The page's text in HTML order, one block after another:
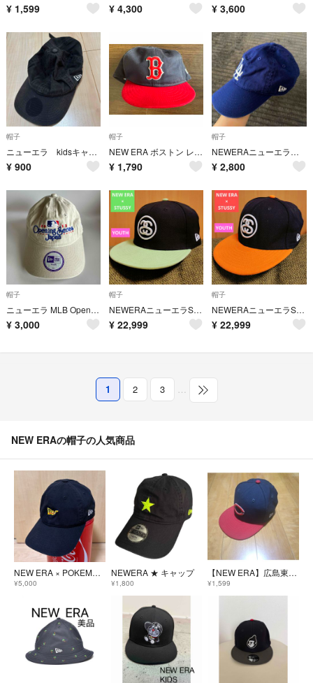
¥ 1,599 ¥ 4,300 ¥ 3,600
帽子
ニューエラ kidsキャップ Youth
¥ 900
帽子
NEW ERA ボストン レッドソックス キャップ 帽子
¥ 1,790
帽子
NEWERAニューエラ キッズ
¥ 2,800
帽子
ニューエラ MLB Opening Series Japan キャップ
¥ 3,000
帽子
NEWERAニューエラSTUSSYコラボ9FIFTYグリーンSSキッズCap帽子
¥ 22,999
帽子
NEWERAニューエラSTUSSYコラボ9FIFTYオレンジSSキッズCap帽子
¥ 22,999
1 2 3 …
NEW ERAの帽子の人気商品
NEW ERA × POKEMON - PIKACHU LOGO 9TWENTY CAP
¥5,000
NEWERA ★ キャップ
¥1,800
【NEW ERA】広島東洋カープ 子ども 9FIFTY キャップ
¥1,599